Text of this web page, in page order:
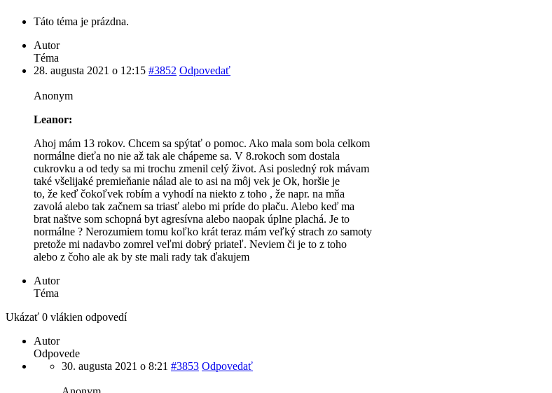
Táto téma je prázdna.
Autor
Téma
28. augusta 2021 o 12:15 #3852 Odpovedať
Anonym
Leanor:
Ahoj mám 13 rokov. Chcem sa spýtať o pomoc. Ako mala som bola celkom
normálne dieťa no nie až tak ale chápeme sa. V 8.rokoch som dostala
cukrovku a od tedy sa mi trochu zmenil celý život. Asi posledný rok mávam
také všelijaké premieňanie nálad ale to asi na môj vek je Ok, horšie je
to, že keď čokoľvek robím a vyhodí na niekto z toho , že napr. na mňa
zavolá alebo tak začnem sa triasť alebo mi príde do plaču. Alebo keď ma
brat naštve som schopná byt agresívna alebo naopak úplne plachá. Je to
normálne ? Nerozumiem tomu koľko krát teraz mám veľký strach zo samoty
pretože mi nadavbo zomrel veľmi dobrý priateľ. Neviem či je to z toho
alebo z čoho ale ak by ste mali rady tak ďakujem
Autor
Téma
Ukázať 0 vlákien odpovedí
Autor
Odpovede
30. augusta 2021 o 8:21 #3853 Odpovedať